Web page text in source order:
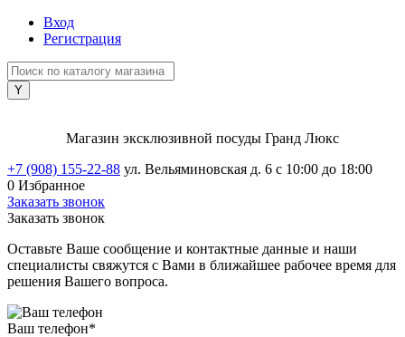
Вход
Регистрация
Магазин эксклюзивной посуды Гранд Люкс
+7 (908) 155-22-88 ул. Вельяминовская д. 6 с 10:00 до 18:00
0 Избранное
Заказать звонок
Заказать звонок
Оставьте Ваше сообщение и контактные данные и наши
специалисты свяжутся с Вами в ближайшее рабочее время для
решения Вашего вопроса.
Ваш телефон*